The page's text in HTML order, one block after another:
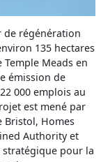
de régénération
135 hectares
Meads en
émission de
000 emplois au
est mené par
Bristol, Homes
Authority et
pour la